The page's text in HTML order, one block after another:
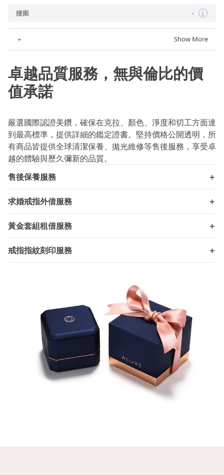
腰圍 - i
＋ Show More
卓越品質服務，無與倫比的價
值承諾
嚴選國際認證美鑽，確保在克拉、顏色、淨度和切工方面達
到最高標準，提供詳細的鑑定證書。堅持價格公開透明，所
有商品皆提供全球清潔保養、拋光維修等售後服務，享受卓
越的體驗與歷久彌新的品質。
售後保養服務
＋
求婚戒指外借服務 ＋
黃金套組租借服務 ＋
戒指指紋刻印服務 ＋